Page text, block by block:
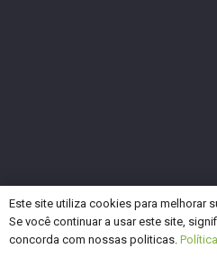
Este site utiliza cookies para melhorar
Se você continuar a usar este site,
concorda com nossas politicas.